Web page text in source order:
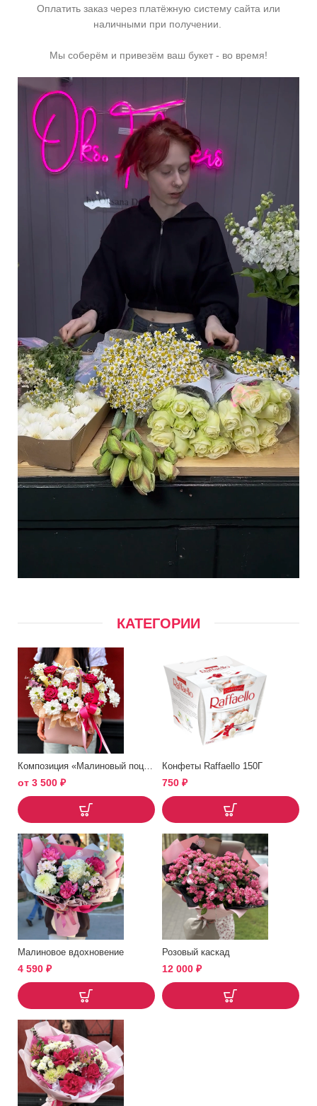
Оплатить заказ через платёжную систему сайта или
наличными при получении.
Мы соберём и привезём ваш букет - во время!
КАТЕГОРИИ
от 3 500 ₽
Конфеты Raffaello 150Г
750 ₽
Малиновое вдохновение
4 590 ₽
Розовый каскад
12 000 ₽